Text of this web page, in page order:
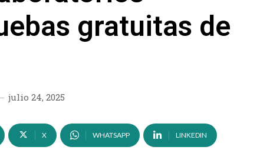
gratuitas de
julio 24, 2025
X WHATSAPP LINKEDIN